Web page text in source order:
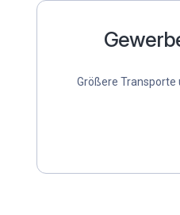
Größere Transporte